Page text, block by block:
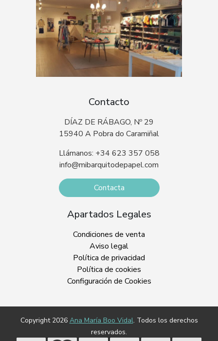
Contacto
DÍAZ DE RÁBAGO, Nº 29
15940 A Pobra do Caramiñal
Llámanos: +34 623 357 058
info@mibarquitodepapel.com
Contacta
Apartados Legales
Condiciones de venta
Aviso legal
Política de privacidad
Política de cookies
Configuración de Cookies
Copyright 2026 Ana María Boo Vidal. Todos los derechos
reservados.